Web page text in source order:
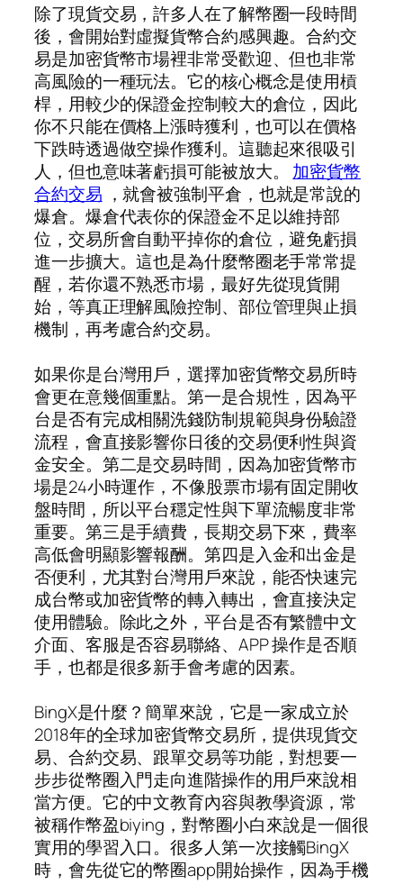
除了現貨交易，許多人在了解幣圈一段時間
後，會開始對虛擬貨幣合約感興趣。合約交
易是加密貨幣市場裡非常受歡迎、但也非常
高風險的一種玩法。它的核心概念是使用槓
桿，用較少的保證金控制較大的倉位，因此
你不只能在價格上漲時獲利，也可以在價格
下跌時透過做空操作獲利。這聽起來很吸引
人，但也意味著虧損可能被放大。 加密貨幣
合約交易 ，就會被強制平倉，也就是常說的
爆倉。爆倉代表你的保證金不足以維持部
位，交易所會自動平掉你的倉位，避免虧損
進一步擴大。這也是為什麼幣圈老手常常提
醒，若你還不熟悉市場，最好先從現貨開
始，等真正理解風險控制、部位管理與止損
機制，再考慮合約交易。
如果你是台灣用戶，選擇加密貨幣交易所時
會更在意幾個重點。第一是合規性，因為平
台是否有完成相關洗錢防制規範與身份驗證
流程，會直接影響你日後的交易便利性與資
金安全。第二是交易時間，因為加密貨幣市
場是24小時運作，不像股票市場有固定開收
盤時間，所以平台穩定性與下單流暢度非常
重要。第三是手續費，長期交易下來，費率
高低會明顯影響報酬。第四是入金和出金是
否便利，尤其對台灣用戶來說，能否快速完
成台幣或加密貨幣的轉入轉出，會直接決定
使用體驗。除此之外，平台是否有繁體中文
介面、客服是否容易聯絡、APP 操作是否順
手，也都是很多新手會考慮的因素。
BingX是什麼？簡單來說，它是一家成立於
2018年的全球加密貨幣交易所，提供現貨交
易、合約交易、跟單交易等功能，對想要一
步步從幣圈入門走向進階操作的用戶來說相
當方便。它的中文教育內容與教學資源，常
被稱作幣盈biying，對幣圈小白來說是一個很
實用的學習入口。很多人第一次接觸BingX
時，會先從它的幣圈app開始操作，因為手機